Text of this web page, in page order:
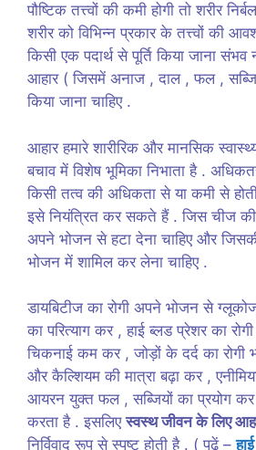
पौष्टिक तत्त्वों की कमी होगी तो शरीर
शरीर को विभिन्न प्रकार के तत्त्वों की
किसी एक पदार्थ से पूर्ति किया जाना
आहार ( जिसमें अनाज , दाल , फल ,
किया जाना चाहिए .
आहार हमारे शारीरिक और मानसिक
बचाव में विशेष भूमिका निभाता है . अधिकतर
किसी तत्व की अधिकता से या कमी से होती
इसे नियंत्रित कर सकते हैं . जिस चीज
अपने भोजन से हटा देना चाहिए और
भोजन में शामिल कर लेना चाहिए .
डायबिटीज का रोगी अपने भोजन से ग्लूकोज
का परित्याग कर , हाई ब्लड प्रेशर का
चिकनाई कम कर , जोड़ों के दर्द का रोगी
और कैल्शियम की मात्रा बढ़ा कर ,
आयरन युक्त फल , सब्जियों का प्रयोग कर
करता है . इसलिएस्वस्थ जीवन के लिए
निर्विवाद रूप से स्पष्ट होती है . ( पढ़ें –